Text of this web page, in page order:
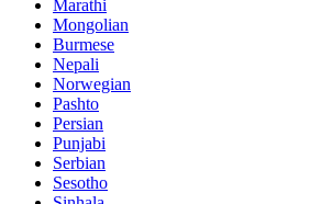
Marathi
Mongolian
Burmese
Nepali
Norwegian
Pashto
Persian
Punjabi
Serbian
Sesotho